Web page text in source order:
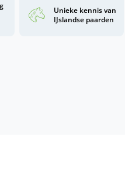
Unieke kennis van
IJslandse paarden